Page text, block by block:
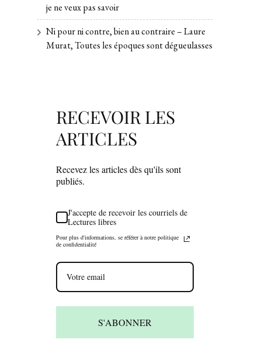
je ne veux pas savoir
Ni pour ni contre, bien au contraire – Laure
Murat, Toutes les époques sont dégueulasses
RECEVOIR LES
ARTICLES
Recevez les articles dès qu'ils sont
publiés.
J'accepte de recevoir les courriels de
Lectures libres
Pour plus d'informations, se référer à notre politique
de confidentialité
S'ABONNER